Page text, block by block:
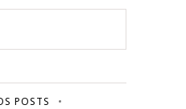
POSTS